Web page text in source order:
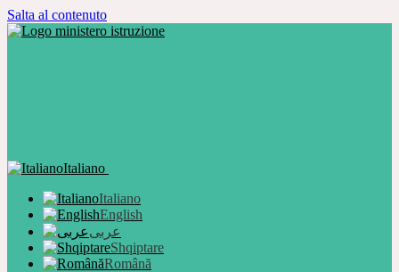
Salta al contenuto
Italiano
Italiano
English
عربى
Shqiptare
Română